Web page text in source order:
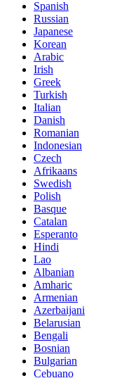
Spanish
Russian
Japanese
Korean
Arabic
Irish
Greek
Turkish
Italian
Danish
Romanian
Indonesian
Czech
Afrikaans
Swedish
Polish
Basque
Catalan
Esperanto
Hindi
Lao
Albanian
Amharic
Armenian
Azerbaijani
Belarusian
Bengali
Bosnian
Bulgarian
Cebuano